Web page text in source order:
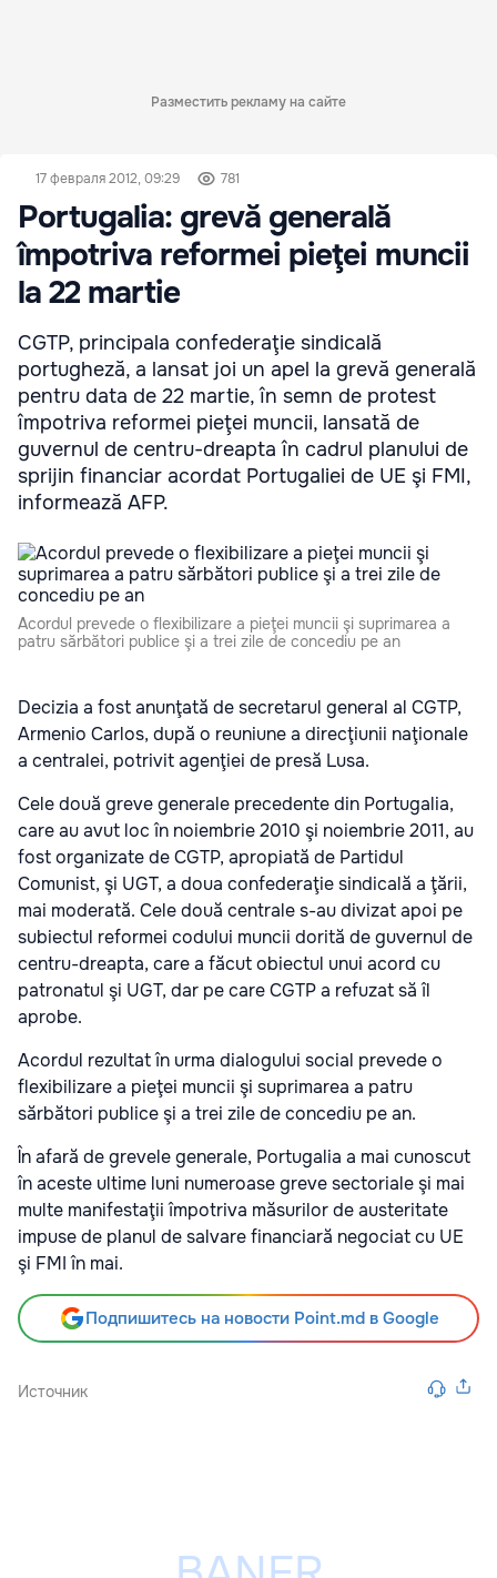
Разместить рекламу на сайте
17 февраля 2012, 09:29 781
Portugalia: grevă generală
împotriva reformei pieţei muncii
la 22 martie
CGTP, principala confederaţie sindicală
portugheză, a lansat joi un apel la grevă generală
pentru data de 22 martie, în semn de protest
împotriva reformei pieţei muncii, lansată de
guvernul de centru-dreapta în cadrul planului de
sprijin financiar acordat Portugaliei de UE şi FMI,
informează AFP.
Acordul prevede o flexibilizare a pieţei muncii şi suprimarea a
patru sărbători publice şi a trei zile de concediu pe an
Decizia a fost anunţată de secretarul general al CGTP,
Armenio Carlos, după o reuniune a direcţiunii naţionale
a centralei, potrivit agenţiei de presă Lusa.
Cele două greve generale precedente din Portugalia,
care au avut loc în noiembrie 2010 şi noiembrie 2011, au
fost organizate de CGTP, apropiată de Partidul
Comunist, şi UGT, a doua confederaţie sindicală a ţării,
mai moderată. Cele două centrale s-au divizat apoi pe
subiectul reformei codului muncii dorită de guvernul de
centru-dreapta, care a făcut obiectul unui acord cu
patronatul şi UGT, dar pe care CGTP a refuzat să îl
aprobe.
Acordul rezultat în urma dialogului social prevede o
flexibilizare a pieţei muncii şi suprimarea a patru
sărbători publice şi a trei zile de concediu pe an.
În afară de grevele generale, Portugalia a mai cunoscut
în aceste ultime luni numeroase greve sectoriale şi mai
multe manifestaţii împotriva măsurilor de austeritate
impuse de planul de salvare financiară negociat cu UE
şi FMI în mai.
Подпишитесь на новости Point.md в Google
Источник